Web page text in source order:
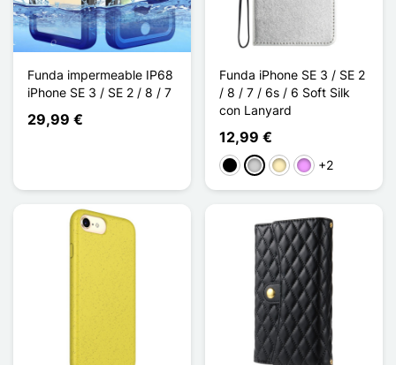
Funda impermeable IP68
iPhone SE 3 / SE 2 / 8 / 7
29,99 €
Funda iPhone SE 3 / SE 2
/ 8 / 7 / 6s / 6 Soft Silk
con Lanyard
12,99 €
NegroPlataOro Morado claro
+2